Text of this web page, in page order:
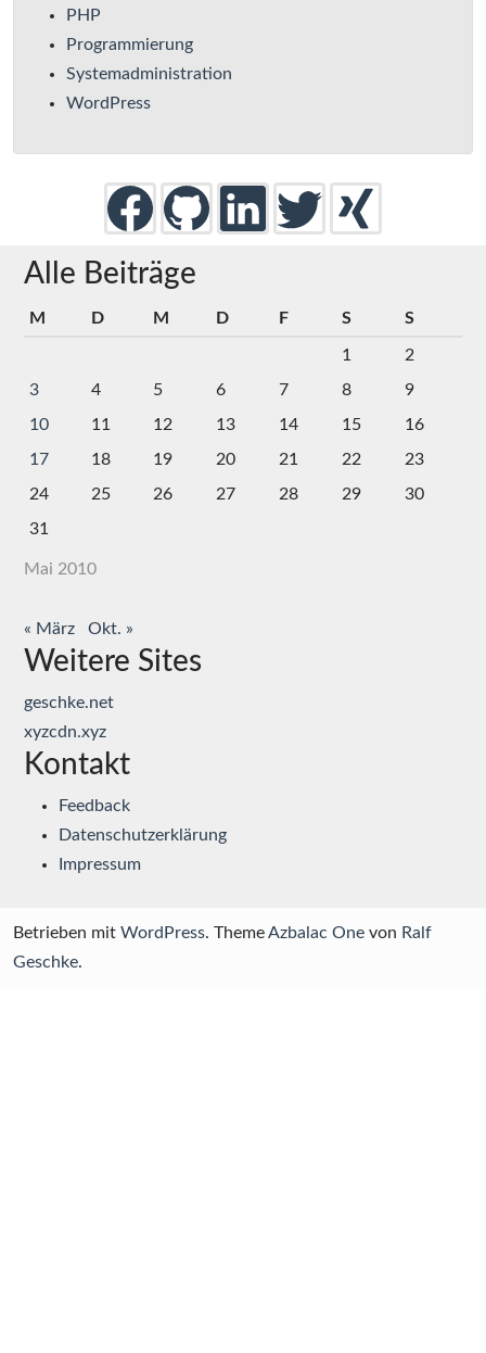
PHP
Programmierung
Systemadministration
WordPress
Alle Beiträge
Mai 2010
M D M D F S S
1
2
3
4 5 6 7 8
9
10
11 12 13 14 15
16
17
18 19 20 21 22
23
24
25 26 27 28 29
30
31
« März Okt. »
Weitere Sites
geschke.net
xyzcdn.xyz
Kontakt
Feedback
Datenschutzerklärung
Impressum
Betrieben mit WordPress. ThemeAzbalac One von Ralf
Geschke.